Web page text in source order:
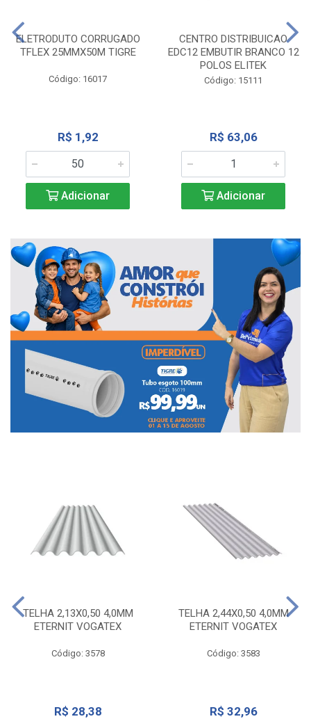
ELETRODUTO CORRUGADO
TFLEX 25MMX50M TIGRE
Código: 16017
R$ 1,92
Adicionar
CENTRO DISTRIBUICAO
EDC12 EMBUTIR BRANCO 12
POLOS ELITEK
Código: 15111
R$ 63,06
Adicionar
TELHA 2,13X0,50 4,0MM
ETERNIT VOGATEX
Código: 3578
R$ 28,38
TELHA 2,44X0,50 4,0MM
ETERNIT VOGATEX
Código: 3583
R$ 32,96